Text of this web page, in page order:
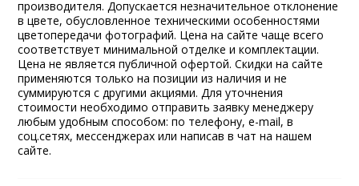
производителя. Допускается незначительное отклонение
в цвете, обусловленное техническими особенностями
цветопередачи фотографий. Цена на сайте чаще всего
соответствует минимальной отделке и комплектации.
Цена не является публичной офертой. Скидки на сайте
применяются только на позиции из наличия и не
суммируются с другими акциями. Для уточнения
стоимости необходимо отправить заявку менеджеру
любым удобным способом: по телефону, e-mail, в
соц.сетях, мессенджерах или написав в чат на нашем
сайте.